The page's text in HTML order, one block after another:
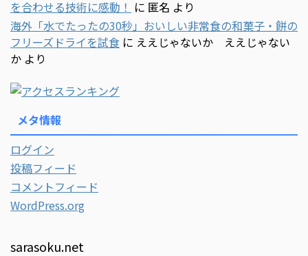
を合わせる技術に感動！ に 匿名 より
海外「水でたったの30秒」おいしい非常食の和菓子・餅の
フリーズドライを試食 に ええじゃないか ええじゃない
か より
メタ情報
ログイン
投稿フィード
コメントフィード
WordPress.org
sarasoku.net